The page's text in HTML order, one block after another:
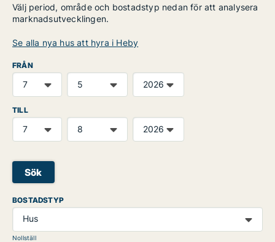
Välj period, område och bostadstyp nedan för att analysera
marknadsutvecklingen.
Se alla nya hus att hyra i Heby
FRÅN
TILL
Sök
BOSTADSTYP
Hus
Nollställ